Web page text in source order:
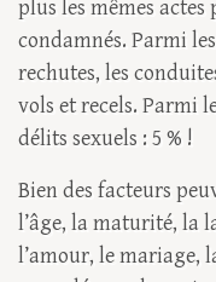
plus les mêmes
condamnés. Parmi
rechutes, les
vols et recels. Parmi
délits sexuels : 5 % !
Bien des facteurs
l’âge, la maturité, la
l’amour, le mariage,